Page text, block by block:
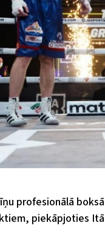
profesionālā
piekāpjoties